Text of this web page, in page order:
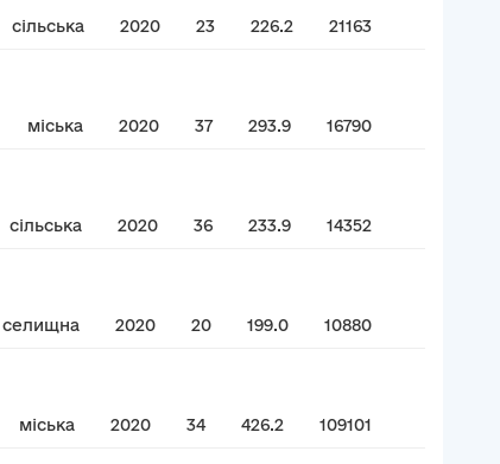
21163
226.2
23
2020
сільська
16790
293.9
37
2020
міська
14352
233.9
36
2020
сільська
10880
199.0
20
2020
селищна
109101
426.2
34
2020
міська